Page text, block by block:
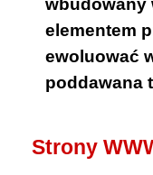
elementem
ewoluować
poddawana
Strony